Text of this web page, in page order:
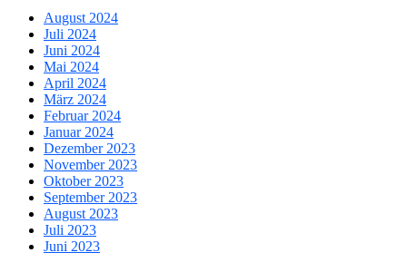
August 2024
Juli 2024
Juni 2024
Mai 2024
April 2024
März 2024
Februar 2024
Januar 2024
Dezember 2023
November 2023
Oktober 2023
September 2023
August 2023
Juli 2023
Juni 2023